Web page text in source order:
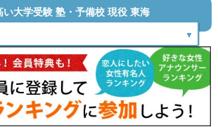
い大学受験 塾・予備校 現役 東海